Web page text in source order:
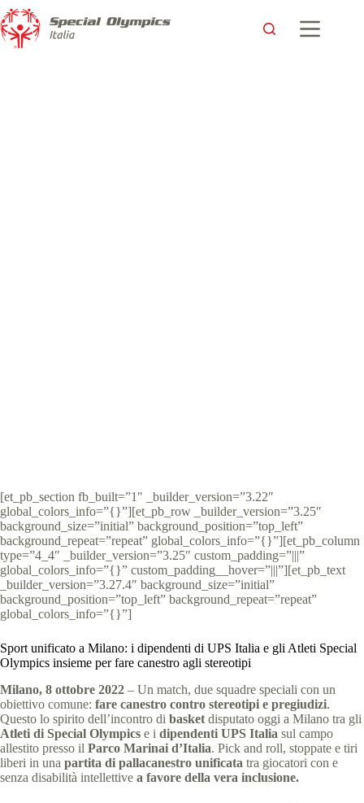
[et_pb_section fb_built=”1″ _builder_version=”3.22″
global_colors_info=”{}”][et_pb_row _builder_version=”3.25″
background_size=”initial” background_position=”top_left”
background_repeat=”repeat” global_colors_info=”{}”][et_pb_column
type=”4_4″ _builder_version=”3.25″ custom_padding=”|||”
global_colors_info=”{}” custom_padding__hover=”|||”][et_pb_text
_builder_version=”3.27.4″ background_size=”initial”
background_position=”top_left” background_repeat=”repeat”
global_colors_info=”{}”]
Sport unificato a Milano: i dipendenti di UPS Italia e gli Atleti Special
Olympics insieme per fare canestro agli stereotipi
Milano, 8 ottobre 2022 – Un match, due squadre speciali con un
obiettivo comune: fare canestro contro stereotipi e pregiudizi.
Questo lo spirito dell’incontro di basket disputato oggi a Milano tra gli
Atleti di Special Olympics e i dipendenti UPS Italia sul campo
allestito presso il Parco Marinai d’Italia. Pick and roll, stoppate e tiri
liberi in una partita di pallacanestro unificata tra giocatori con e
senza disabilità intellettive a favore della vera inclusione.